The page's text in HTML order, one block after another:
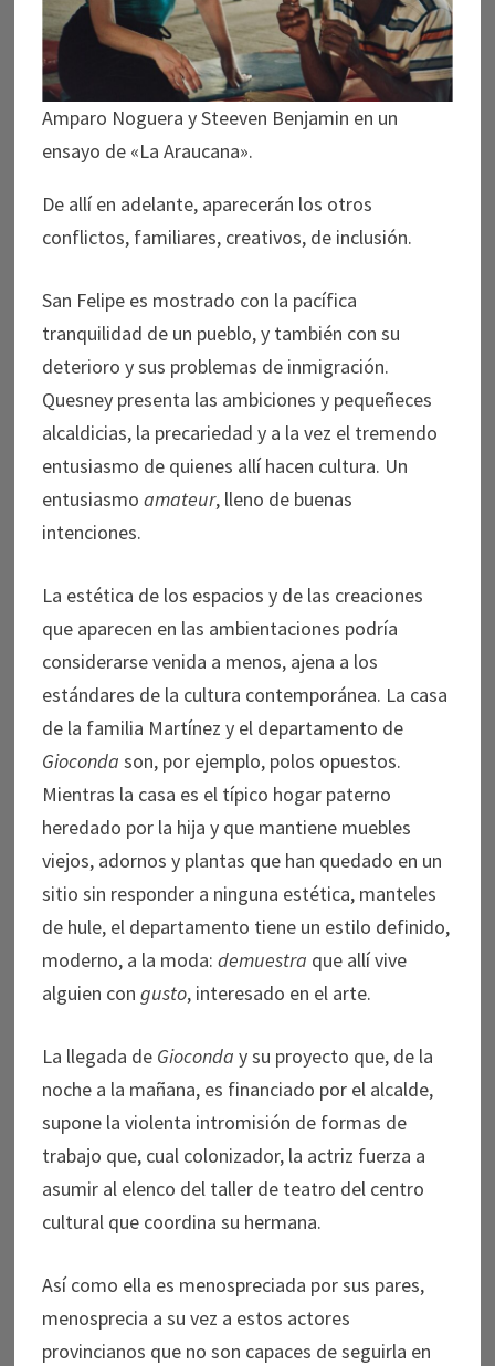
Amparo Noguera y Steeven Benjamin en un
ensayo de «La Araucana».
De allí en adelante, aparecerán los otros
conflictos, familiares, creativos, de inclusión.
San Felipe es mostrado con la pacífica
tranquilidad de un pueblo, y también con su
deterioro y sus problemas de inmigración.
Quesney presenta las ambiciones y pequeñeces
alcaldicias, la precariedad y a la vez el tremendo
entusiasmo de quienes allí hacen cultura. Un
entusiasmo amateur, lleno de buenas
intenciones.
La estética de los espacios y de las creaciones
que aparecen en las ambientaciones podría
considerarse venida a menos, ajena a los
estándares de la cultura contemporánea. La casa
de la familia Martínez y el departamento de
Gioconda son, por ejemplo, polos opuestos.
Mientras la casa es el típico hogar paterno
heredado por la hija y que mantiene muebles
viejos, adornos y plantas que han quedado en un
sitio sin responder a ninguna estética, manteles
de hule, el departamento tiene un estilo definido,
moderno, a la moda: demuestra que allí vive
alguien con gusto, interesado en el arte.
La llegada de Gioconda y su proyecto que, de la
noche a la mañana, es financiado por el alcalde,
supone la violenta intromisión de formas de
trabajo que, cual colonizador, la actriz fuerza a
asumir al elenco del taller de teatro del centro
cultural que coordina su hermana.
Así como ella es menospreciada por sus pares,
menosprecia a su vez a estos actores
provincianos que no son capaces de seguirla en